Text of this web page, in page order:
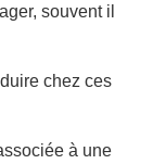
souvent il
chez ces
à une